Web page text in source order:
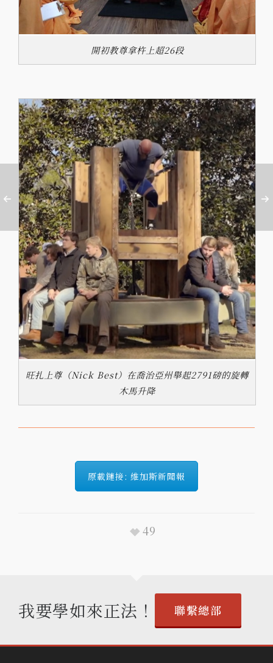
開初教尊拿杵上超26段
旺扎上尊（Nick Best）在喬治亞州舉起2791磅的旋轉
木馬升降
原載鏈接: 維加斯新聞報
49
我要學如來正法！ 聯繫總部